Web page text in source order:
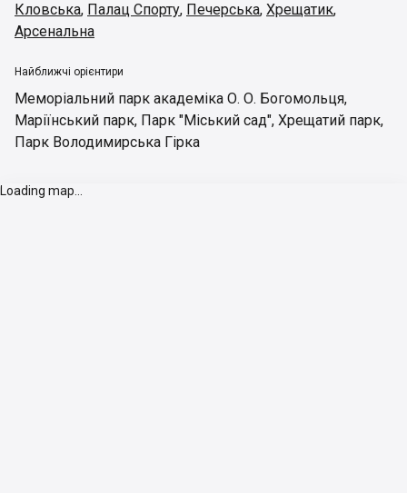
Кловська, Палац Спорту, Печерська, Хрещатик,
Арсенальна
Найближчі орієнтири
Меморіальний парк академіка О. О. Богомольця,
Маріїнський парк, Парк "Міський сад", Хрещатий парк,
Парк Володимирська Гірка
Loading map...